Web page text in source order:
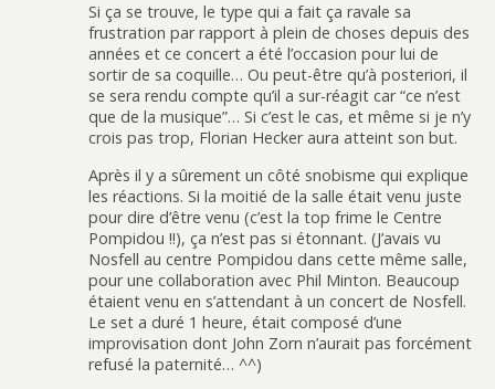
Si ça se trouve, le type qui a fait ça ravale sa
frustration par rapport à plein de choses depuis des
années et ce concert a été l’occasion pour lui de
sortir de sa coquille… Ou peut-être qu’à posteriori, il
se sera rendu compte qu’il a sur-réagit car “ce n’est
que de la musique”… Si c’est le cas, et même si je n’y
crois pas trop, Florian Hecker aura atteint son but.
Après il y a sûrement un côté snobisme qui explique
les réactions. Si la moitié de la salle était venu juste
pour dire d’être venu (c’est la top frime le Centre
Pompidou !!), ça n’est pas si étonnant. (J’avais vu
Nosfell au centre Pompidou dans cette même salle,
pour une collaboration avec Phil Minton. Beaucoup
étaient venu en s’attendant à un concert de Nosfell.
Le set a duré 1 heure, était composé d’une
improvisation dont John Zorn n’aurait pas forcément
refusé la paternité… ^^)